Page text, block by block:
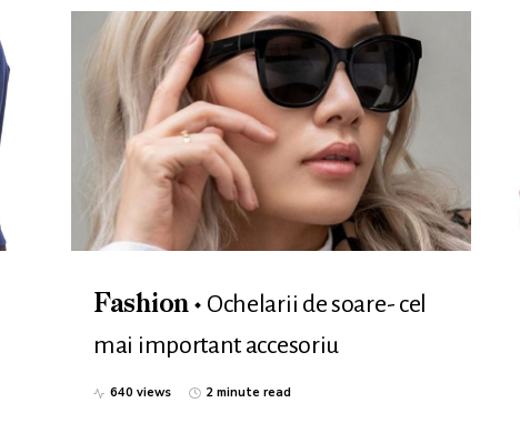
Fashion
Ochelarii de soare- cel
mai important accesoriu
640 views 2 minute read